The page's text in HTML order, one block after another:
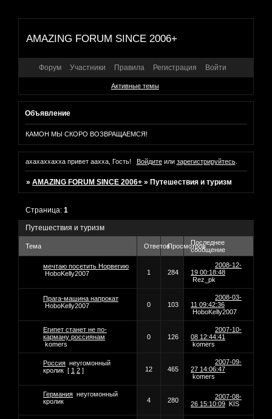
AMAZING FORUM SINCE 2006+
Форум Участники Правила Регистрация Войти
Активные темы
Объявление
КАМОН МЫ СКОРО ВОЗВРАЩАЕМСЯ!
ахахаххахха привет аахха, Гость! Войдитеили зарегистрируйтесь.
»AMAZING FORUM SINCE 2006+ » Путешествия и туризм
Путешествия и туризм
Страница:1
Тема ОтветовПросмотровПоследнее
сообщение
мечтаю посетить Норвегию
HoboKelly2007
1 284
2008-12-
19 00:18:48
Rez_pk
Прага-машина напрокат
HoboKelly2007
0 103
2008-03-
11 09:42:36
HoboKelly2007
Египет станет не по-
карману россиянам
komers
0 126
2007-10-
08 12:44:41
komers
Россия неугомонный
кролик [ 1 2 ] 12 465
2007-09-
27 14:06:47
komers
Германия неугомонный
кролик
4 280
2007-08-
26 15:10:09 KIS